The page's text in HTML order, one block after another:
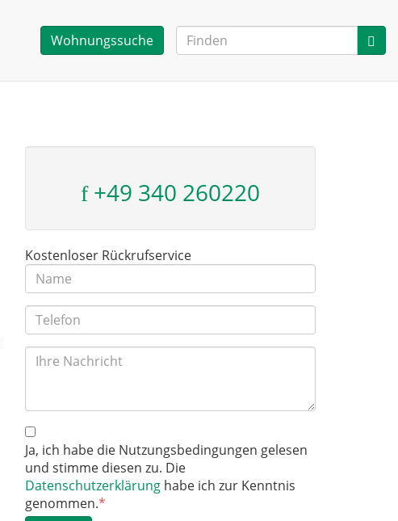
Wohnungssuche
+49 340 260220
Kostenloser Rückrufservice
Ja, ich habe die Nutzungsbedingungen gelesen
und stimme diesen zu. Die
Datenschutzerklärung habe ich zur Kenntnis
genommen.*